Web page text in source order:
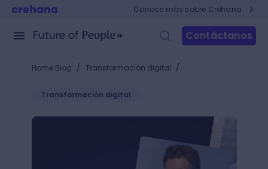
Conoce más sobre Crehana
Contáctanos
Home Blog / Transformación digital /
Transformación digital
Crehana Live: Revive lo mejor en Marketing